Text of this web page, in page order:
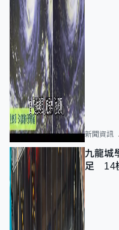
新聞資訊
九龍城
足 14